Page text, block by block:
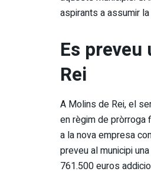
aspirants a assumir
Es
Rei
A Molins de Rei, el
en règim de pròrroga
a la nova empresa
preveu al municipi
761.500 euros